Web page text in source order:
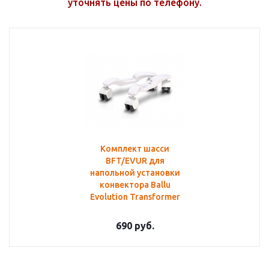
уточнять цены по телефону.
Комплект шасси
BFT/EVUR для
напольной установки
конвектора Ballu
Evolution Transformer
690руб.